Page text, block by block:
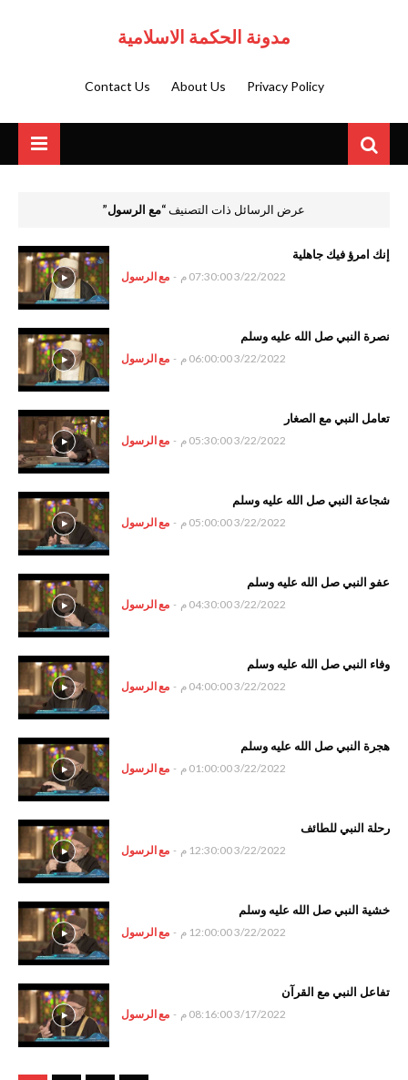
مدونة الحكمة الاسلامية
Privacy Policy
About Us
Contact Us
عرض الرسائل ذات التصنيف مع الرسول
إنك امرؤ فيك جاهلية
مع الرسول - 3/22/2022 07:30:00 م
نصرة النبي صل الله عليه وسلم
مع الرسول - 3/22/2022 06:00:00 م
تعامل النبي مع الصغار
مع الرسول - 3/22/2022 05:30:00 م
شجاعة النبي صل الله عليه وسلم
مع الرسول - 3/22/2022 05:00:00 م
عفو النبي صل الله عليه وسلم
مع الرسول - 3/22/2022 04:30:00 م
وفاء النبي صل الله عليه وسلم
مع الرسول - 3/22/2022 04:00:00 م
هجرة النبي صل الله عليه وسلم
مع الرسول - 3/22/2022 01:00:00 م
رحلة النبي للطائف
مع الرسول - 3/22/2022 12:30:00 م
خشية النبي صل الله عليه وسلم
مع الرسول - 3/22/2022 12:00:00 م
تفاعل النبي مع القرآن
مع الرسول - 3/17/2022 08:16:00 م